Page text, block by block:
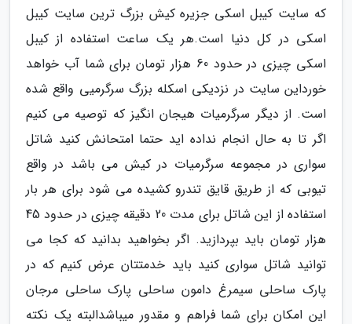
که سایت کیبل اسکی جزیره کیش بزرگ ترین سایت کیبل
اسکی در کل دنیا است.هر یک ساعت استفاده از کیبل
اسکی چیزی در حدود 60 هزار تومان برای شما آب خواهد
خورداین سایت در نزدیکی اسکله بزرگ سرگرمیی واقع شده
است. از دیگر سرگرمیات هیجان انگیز که توصیه می کنیم
اگر تا به حال انجام نداده اید حتما امتحانش کنید شاتل
سواری در مجموعه سرگرمیات در کیش می باشد در واقع
تیوبی که از طریق قایق تندرو کشیده می شود برای هر بار
استفاده از این شاتل برای مدت 20 دقیقه چیزی در حدود 45
هزار تومان باید بپردازید. اگر بخواهید بدانید که کجا می
توانید شاتل سواری کنید باید خدمتتان عرض کنیم که در
پارک ساحلی سیمرغ دامون ساحلی پارک ساحلی مرجان
این امکان برای شما فراهم و مقدور میباشدالبته یک نکته